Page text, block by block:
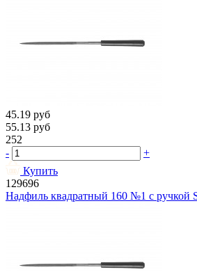
45.19 руб
55.13 руб
252
-
+
Купить
129696
Надфиль квадратный 160 №1 с ручкой